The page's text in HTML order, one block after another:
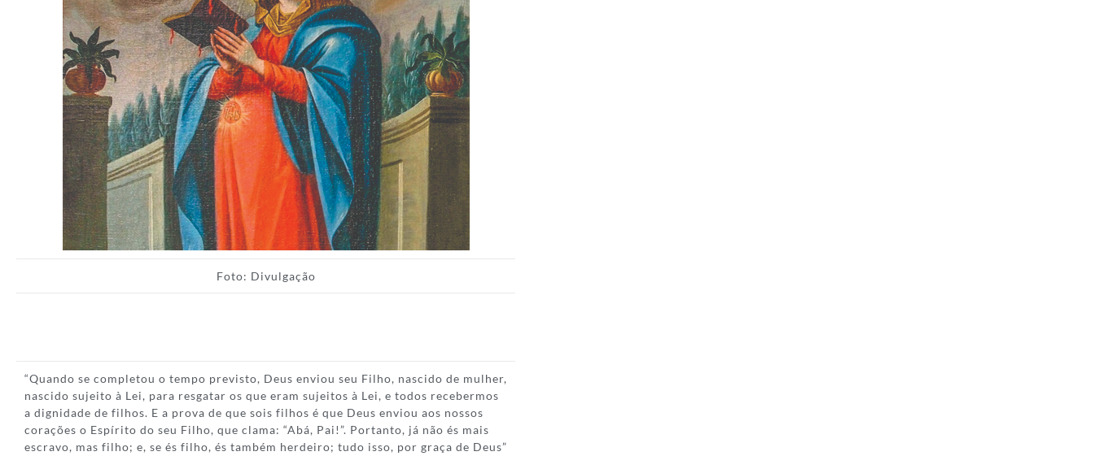
Foto: Divulgação
“Quando se completou o tempo previsto, Deus enviou seu Filho, nascido de mulher,
nascido sujeito à Lei, para resgatar os que eram sujeitos à Lei, e todos recebermos
a dignidade de filhos. E a prova de que sois filhos é que Deus enviou aos nossos
corações o Espírito do seu Filho, que clama: “Abá, Pai!”. Portanto, já não és mais
escravo, mas filho; e, se és filho, és também herdeiro; tudo isso, por graça de Deus”